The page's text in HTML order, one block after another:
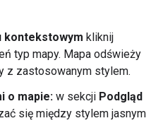
kontekstowym kliknij
typ mapy. Mapa odświeży
z zastosowanym stylem.
o mapie: w sekcji Podgląd
się między stylem jasnym